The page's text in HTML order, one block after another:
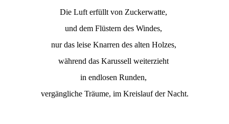
Die Luft erfüllt von Zuckerwatte,
und dem Flüstern des Windes,
nur das leise Knarren des alten Holzes,
während das Karussell weiterzieht
in endlosen Runden,
vergängliche Träume, im Kreislauf der Nacht.